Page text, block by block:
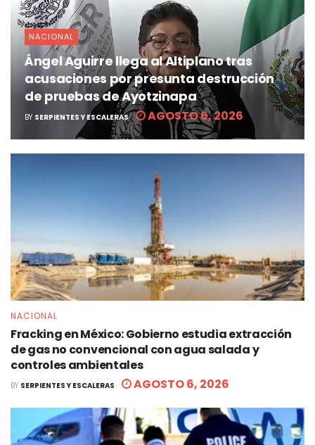
NACIONAL
Ángel Aguirre llega al Altiplano tras
acusaciones por presunta destrucción
de pruebas de Ayotzinapa
BY SERPIENTES Y ESCALERAS AGOSTO 6, 2026
NACIONAL
Fracking en México: Gobierno estudia extracción
de gas no convencional con agua salada y
controles ambientales
BY SERPIENTES Y ESCALERAS AGOSTO 6, 2026